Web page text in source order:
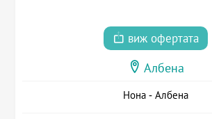
виж офертата
Албена
Нона - Албена